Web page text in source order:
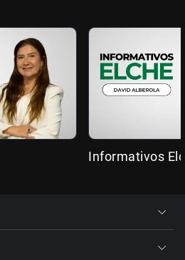
Informativos